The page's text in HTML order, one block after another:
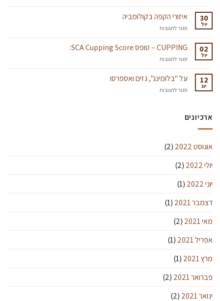
לנו?
30
יול
איזורי הקפה בקולומביה
סגור לתגובות
הקפה
בקולומביה
02
יול
CUPPING – טופס SCA Cupping Score:
סגור לתגובות
טופס
SCA
12
יונ
על "בלומינג", גזים ואספרסו
סגור לתגובות
ארכיונים
אוגוסט 2022
(2)
יולי 2022
(2)
יוני 2022
(1)
דצמבר 2021
(1)
מאי 2021
(2)
אפריל 2021
(1)
מרץ 2021
(1)
פברואר 2021
(2)
ינואר 2021
(2)